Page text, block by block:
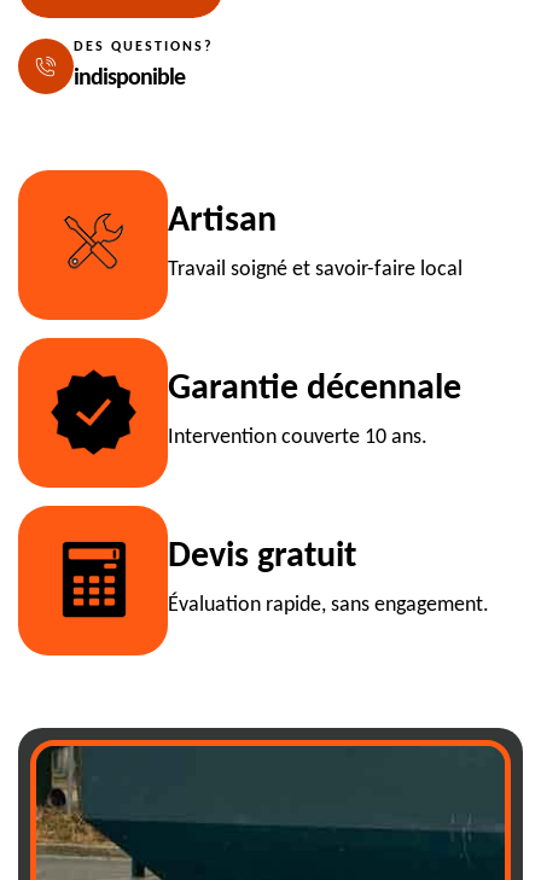
DES QUESTIONS?
indisponible
Artisan
Travail soigné et savoir-faire local
Garantie décennale
Intervention couverte 10 ans.
Devis gratuit
Évaluation rapide, sans engagement.